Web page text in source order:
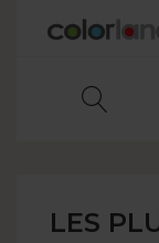
LES